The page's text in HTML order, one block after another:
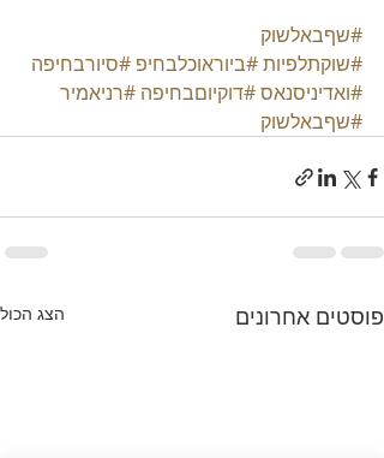
#שףבאלשוק
#שוקתלפיות#ביוראוכלבחיפ #סיורבחיפה
#ואדיניסנאס#דוקיוםבחיפה #רניאמיר
#שףבאלשוק
פוסטים אחרונים הצג הכול